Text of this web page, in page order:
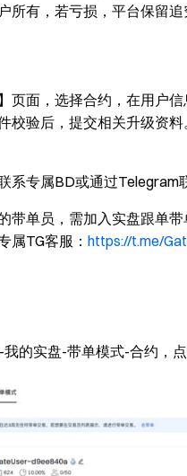
所有，若亏损，平台保留追
页面，选择合约，在用户
校验后，提交相关升级资
系专属BD或通过Telegram
带单员，需加入实盘跟单
属TG客服： https://t.me/
的实盘-带单模式-合约，点